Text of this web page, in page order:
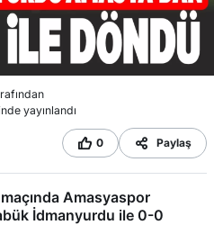
yayınlandı
0 Paylaş
Amasyaspor
İdmanyurdu ile 0-0